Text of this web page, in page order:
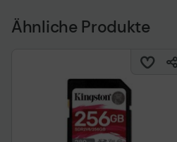
Ähnliche Produkte